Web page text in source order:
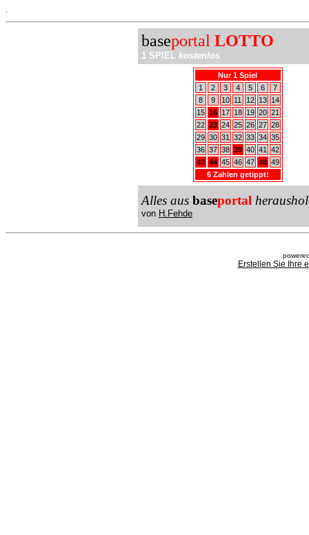
baseportal LOTTO
1 SPIEL kostenlos
Nur 1 Spiel
1
2 3 4 5 6
7
8
9 10 11 12 13
14
15 16 17 18 19 20 21
22 23 24 25 26 27 28
29 30 31 32 33 34 35
36 37 38 39 40 41
42
43 44 45 46 47 48 49
6 Zahlen getippt!
Alles aus baseportal
von H.Fehde
Erstellen Sie Ihre